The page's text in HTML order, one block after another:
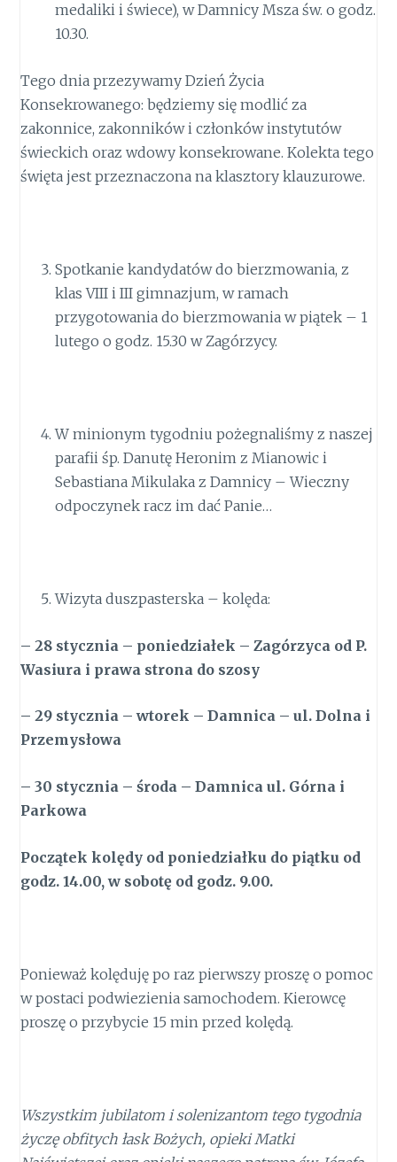
medaliki i świece), w Damnicy Msza św. o godz.
10.30.
Tego dnia przezywamy Dzień Życia
Konsekrowanego: będziemy się modlić za
zakonnice, zakonników i członków instytutów
świeckich oraz wdowy konsekrowane. Kolekta tego
święta jest przeznaczona na klasztory klauzurowe.
Spotkanie kandydatów do bierzmowania, z
klas VIII i III gimnazjum, w ramach
przygotowania do bierzmowania w piątek – 1
lutego o godz. 15.30 w Zagórzycy.
W minionym tygodniu pożegnaliśmy z naszej
parafii śp. Danutę Heronim z Mianowic i
Sebastiana Mikulaka z Damnicy – Wieczny
odpoczynek racz im dać Panie…
Wizyta duszpasterska – kolęda:
– 28 stycznia – poniedziałek – Zagórzyca od P.
Wasiura i prawa strona do szosy
– 29 stycznia – wtorek – Damnica – ul. Dolna i
Przemysłowa
– 30 stycznia – środa – Damnica ul. Górna i
Parkowa
Początek kolędy od poniedziałku do piątku od
godz. 14.00, w sobotę od godz. 9.00.
Ponieważ kolęduję po raz pierwszy proszę o pomoc
w postaci podwiezienia samochodem. Kierowcę
proszę o przybycie 15 min przed kolędą.
Wszystkim jubilatom i solenizantom tego tygodnia
życzę obfitych łask Bożych, opieki Matki